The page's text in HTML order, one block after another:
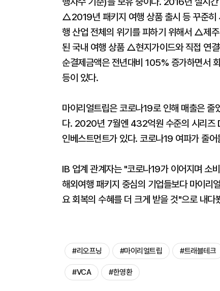
△2019년 패키지 여행 상품 출시 등 꾸준히
행 산업 전체의 위기를 피하기 위해서 △제
된 국내 여행 상품 △현지가이드와 직접 연
순결제금액은 전년대비 105% 증가하면
등이 있다.
마이리얼트립은 코로나19로 인해 매출은
다. 2020년 7월엔 432억원 수준의 시리즈
인베스트먼트가 있다. 코로나19 여파가 줄
IB 업계 관계자는 "코로나19가 이어지며 소
해외여행 패키지 중심의 기업들보다 마이리
요 회복의 수혜를 더 크게 받을 것"으로 내다
#리오프닝 #마이리얼트립 #트래블테크
#VCA #한영환